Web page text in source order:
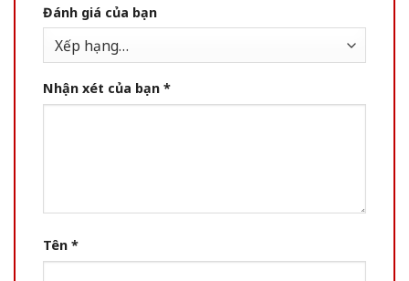
Đánh giá của bạn
Nhận xét của bạn *
Tên *